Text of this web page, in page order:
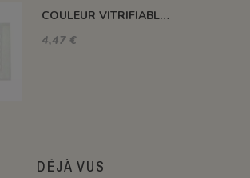
COULEUR VITRIFIABLE DÉCOR SANS PLOMB BLANC VA103
4,47 €
DÉJÀ VUS